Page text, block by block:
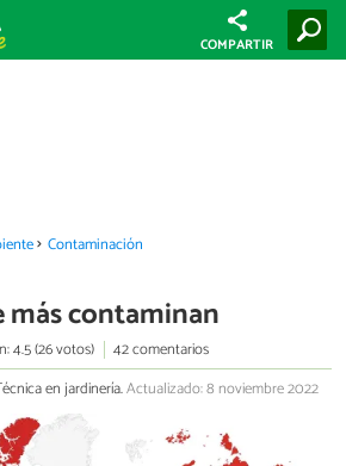
COMPARTIR
Contaminación
más contaminan
4.5 (26 votos)
42 comentarios
en jardinería.Actualizado: 8 noviembre 2022